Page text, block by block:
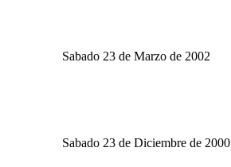
Sabado 23 de Marzo de 2002
Sabado 23 de Diciembre de 2000